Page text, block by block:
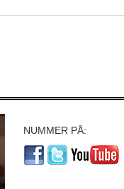
NUMMER PÅ: